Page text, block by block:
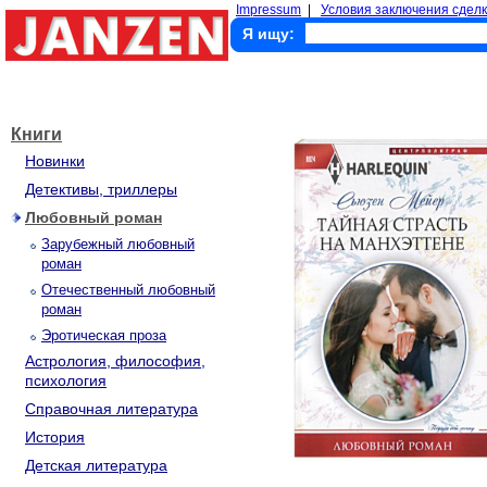
Impressum Условия заключения
Я ищу:
Книги
Новинки
Детективы, триллеры
Любовный роман
Зарубежный любовный
роман
Отечественный любовный
роман
Эротическая проза
Астрология, философия,
психология
Справочная литература
История
Детская литература